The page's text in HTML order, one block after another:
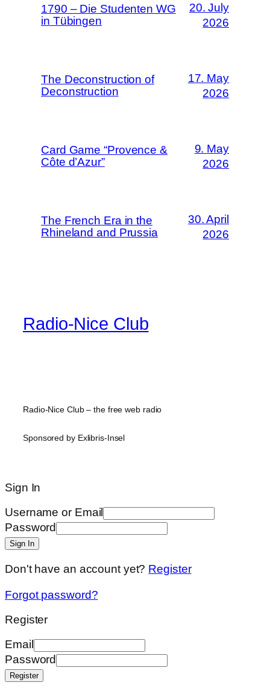
1790 – Die Studenten WG
in Tübingen
20. July
2026
The Deconstruction of
Deconstruction
17. May
2026
Card Game “Provence &
Côte d’Azur”
9. May
2026
The French Era in the
Rhineland and Prussia
30. April
2026
Radio-Nice Club
Radio-Nice Club – the free web radio
Sponsored by Exlibris-Insel
Sign In
Username or Email
Password
Sign In
Don't have an account yet? Register
Forgot password?
Register
Email
Password
Register